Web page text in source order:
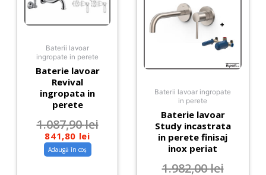
Baterii lavoar
ingropate in perete
Baterie lavoar
Revival
ingropata in
perete
1.087,90lei
841,80 lei
Adaugă în coș
Baterii lavoar ingropate
in perete
Baterie lavoar
Study incastrata
in perete finisaj
inox periat
1.982,00lei